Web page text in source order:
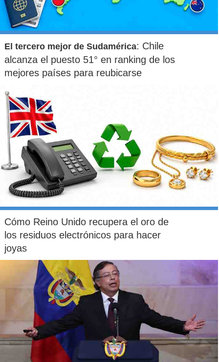
El tercero mejor de Sudamérica: Chile
alcanza el puesto 51° en ranking de los
mejores países para reubicarse
Cómo Reino Unido recupera el oro de
los residuos electrónicos para hacer
joyas